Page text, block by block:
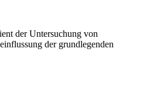
der Untersuchung von
der grundlegenden